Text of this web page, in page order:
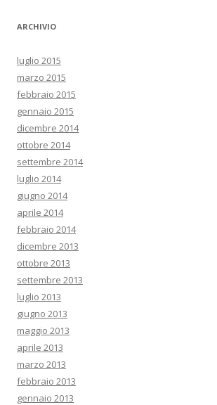
ARCHIVIO
luglio 2015
marzo 2015
febbraio 2015
gennaio 2015
dicembre 2014
ottobre 2014
settembre 2014
luglio 2014
giugno 2014
aprile 2014
febbraio 2014
dicembre 2013
ottobre 2013
settembre 2013
luglio 2013
giugno 2013
maggio 2013
aprile 2013
marzo 2013
febbraio 2013
gennaio 2013